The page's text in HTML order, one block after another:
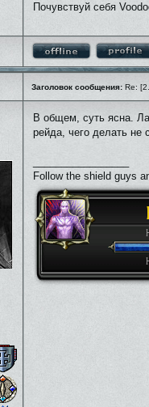
Почувствуй себя
Заголовок сообщения: Re:
В общем, суть ясна.
рейда, чего делать не
Follow the shield guys